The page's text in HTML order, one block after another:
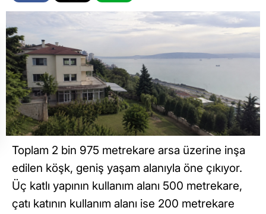
Toplam 2 bin 975 metrekare arsa üzerine inşa
edilen köşk, geniş yaşam alanıyla öne çıkıyor.
Üç katlı yapının kullanım alanı 500 metrekare,
çatı katının kullanım alanı ise 200 metrekare